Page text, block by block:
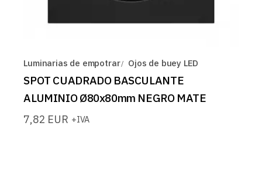
Luminarias de empotrar Ojos de buey LED
SPOT CUADRADO BASCULANTE
ALUMINIO Ø80x80mm NEGRO MATE
7,82 EUR +IVA